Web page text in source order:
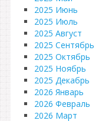
2025 Июнь
2025 Июль
2025 Август
2025 Сентябрь
2025 Октябрь
2025 Ноябрь
2025 Декабрь
2026 Январь
2026 Февраль
2026 Март